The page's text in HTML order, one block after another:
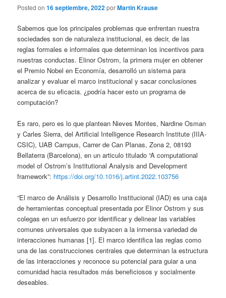
Posted on16 septiembre, 2022porMartin Krause
Sabemos que los principales problemas que enfrentan nuestra
sociedades son de naturaleza institucional, es decir, de las
reglas formales e informales que determinan los incentivos para
nuestras conductas. Elinor Ostrom, la primera mujer en obtener
el Premio Nobel en Economía, desarrolló un sistema para
analizar y evaluar el marco institucional y sacar conclusiones
acerca de su eficacia. ¿podría hacer esto un programa de
computación?
Es raro, pero es lo que plantean Nieves Montes, Nardine Osman
y Carles Sierra, del Artificial Intelligence Research Institute (IIIA-
CSIC), UAB Campus, Carrer de Can Planas, Zona 2, 08193
Bellaterra (Barcelona), en un articulo titulado “A computational
model of Ostrom’s Institutional Analysis and Development
framework”: https://doi.org/10.1016/j.artint.2022.103756
“El marco de Análisis y Desarrollo Institucional (IAD) es una caja
de herramientas conceptual presentada por Elinor Ostrom y sus
colegas en un esfuerzo por identificar y delinear las variables
comunes universales que subyacen a la inmensa variedad de
interacciones humanas [1]. El marco identifica las reglas como
una de las construcciones centrales que determinan la estructura
de las interacciones y reconoce su potencial para guiar a una
comunidad hacia resultados más beneficiosos y socialmente
deseables.